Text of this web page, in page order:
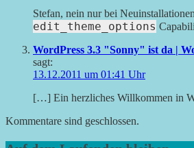
Stefan, nein nur bei
edit_theme_options
WordPress 3.3 "Sonny" ist da |
sagt:
13.12.2011 um 01:41 Uhr
[…] Ein herzliches Willkommen in
Kommentare sind geschlossen.